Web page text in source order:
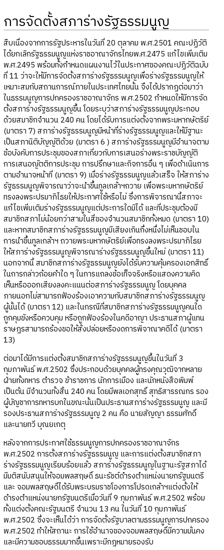
การจัดตั้งสภาร่างรัฐธรรมนูญ
สืบเนื่องจากการรัฐประหารในวันที่ 20 ตุลาคม พ.ศ.2501 คณะปฏิวัติ
ได้ยกเลิกรัฐธรรมนูญแห่งราชอาณาจักรไทยพ.ศ.2475 แก้ไขเพิ่มเติม
พ.ศ.2495 พร้อมทั้งกำหนดแผนงานไว้ในประกาศของคณะปฏิวัติฉบับ
ที่ 11 ว่าจะให้มีการจัดตั้งสภาร่างรัฐธรรมนูญเพื่อร่างรัฐธรรมนูญให้
เหมาะสมกับสถานการณ์ภายในประเทศไทยนั้น จึงได้ปรากฏต่อมาว่า
ในธรรมนูญการปกครองราชอาณาจักร พ.ศ.2502 กำหนดให้มีการจัด
ตั้งสภาร่างรัฐธรรมนูญขึ้น โดยระบุว่าสภาร่างรัฐธรรมนูญประกอบ
ด้วยสมาชิกจำนวน 240 คน โดยได้รับการแต่งตั้งจากพระมหากษัตริย์
(มาตรา 7) สภาร่างรัฐธรรมนูญมีหน้าที่ร่างรัฐธรรมนูญและให้มีฐานะ
เป็นสภานิติบัญญัติด้วย (มาตรา 6 ) สภาร่างรัฐธรรมนูญมีอำนาจตาม
ข้อบังคับการประชุมของสภาเกี่ยวกับการเสนอร่างพระราชบัญญัติ
การเสนอญัตติการประชุม การปรึกษาและกิจการอื่น ๆ เพื่อดำเนินการ
ตามอำนาจหน้าที่ (มาตรา 9) เมื่อร่างรัฐธรรมนูญแล้วเสร็จ ให้สภาร่าง
รัฐธรรมนูญพิจารณาว่าจะนำขึ้นทูลเกล้าฯถวาย เพื่อพระมหากษัตริย์
ทรงลงพระปรมาภิไธยให้ประกาศใช้หรือไม่ ซึ่งการพิจารณานี้สภาจะ
แก้ไขเพิ่มเติมร่างรัฐธรรมนูญแต่ประการใดมิได้ และที่ประชุมต้องมี
สมาชิกสภาไม่น้อยกว่าสามในสี่ของจำนวนสมาชิกทั้งหมด (มาตรา 10)
และหากสมาชิกสภาร่างรัฐธรรมนูญมีเสียงเกินกึ่งหนึ่งไม่เห็นชอบใน
การนำขึ้นทูลเกล้าฯ ถวายพระมหากษัตริย์เพื่อทรงลงพระปรมาภิไธย
ให้สภาร่างรัฐธรรมนูญพิจารณาร่างรัฐธรรมนูญขึ้นใหม่ (มาตรา 11)
นอกจากนี้ สมาชิกสภาร่างรัฐธรรมนูญยังได้รับความคุ้มครองเอกสิทธิ์
ในการกล่าวถ้อยคำใด ๆ ในการแถลงข้อเท็จจริงหรือแสดงความคิด
เห็นหรือออกเสียงลงคะแนนต่อสภาร่างรัฐธรรมนูญ โดยบุคคล
ภายนอกไม่สามารถฟ้องร้องเอาความกับสมาชิกสภาร่างรัฐธรรมนูญ
ผู้นั้นได้ (มาตรา 12) และในกรณีที่สมาชิกสภาร่างรัฐธรรมนูญคนใด
ถูกคุมขังหรือควบคุม หรือถูกฟ้องร้องในคดีอาญา ประธานสภาผู้แทน
ราษฎรสามารถร้องขอให้สั่งปล่อยหรืองดการพิจาณาคดีได้ (มาตรา
13)
ต่อมาได้มีการแต่งตั้งสมาชิกสภาร่างรัฐธรรมนูญขึ้นในวันที่ 3
กุมภาพันธ์ พ.ศ.2502 ซึ่งประกอบด้วยบุคคลผู้ทรงคุณวุฒิจากหลาย
ฝ่ายทั้งทหาร ตำรวจ ข้าราชการ นักการเมือง และนักหนังสือพิมพ์
เป็นต้น มีจำนวนทั้งสิ้น 240 คน โดยมีพลเอกสุทธิ์ สุทธิสารรณกร รอง
ผู้บัญชาการทหารบกในขณะนั้นเป็นประธานสภาร่างรัฐธรรมนูญ และมี
รองประธานสภาร่างรัฐธรรมนูญ 2 คน คือ นายสัญญา ธรรมศักดิ์
และนายทวี บุณยเกตุ
หลังจากการประกาศใช้ธรรมนูญการปกครองราชอาณาจักร
พ.ศ.2502 การตั้งสภาร่างรัฐธรรมนูญ และการแต่งตั้งสมาชิกสภา
ร่างรัฐธรรมนูญเรียบร้อยแล้ว สภาร่างรัฐธรรมนูญในฐานะรัฐสภาได้
มีมติสนับสนุนให้จอมพลสฤษดิ์ ธนะรัชต์ดำรงตำแหน่งนายกรัฐมนตรี
และ จอมพลสฤษดิ์ได้รับพระบรมราชโองการโปรดเกล้าฯแต่งตั้งให้
ดำรงตำแหน่งนายกรัฐมนตรีเมื่อวันที่ 9 ภุมภาพันธ์ พ.ศ.2502 พร้อม
ทั้งแต่งตั้งคณะรัฐมนตรี จำนวน 13 คน ในวันที่ 10 กุมภาพันธ์
พ.ศ.2502 ซึ่งจะเห็นได้ว่า การจัดตั้งรัฐบาลตามธรรมนูญการปกครอง
พ.ศ.2502 ทำให้สถานะ การใช้อำนาจของจอมพลสฤษดิ์มีความมั่นคง
และมีความชอบธรรมมากขึ้นเพราะมีกฎหมายรองรับ